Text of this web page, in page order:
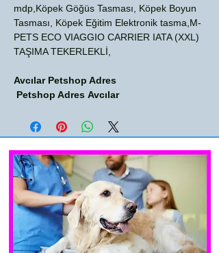
mdp,Köpek Göğüs Tasması, Köpek Boyun
Tasması, Köpek Eğitim Elektronik tasma,M-
PETS ECO VIAGGIO CARRIER IATA (XXL)
TAŞIMA TEKERLEKLİ,
Avcılar Petshop Adres
Petshop Adres Avcılar